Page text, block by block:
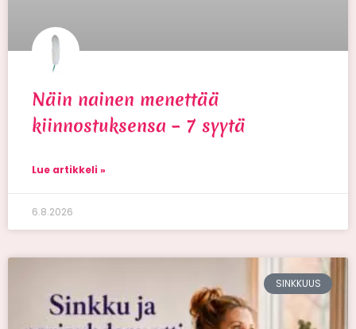
Näin nainen menettää
kiinnostuksensa – 7 syytä
Lue artikkeli »
6.8.2026
SINKKUUS